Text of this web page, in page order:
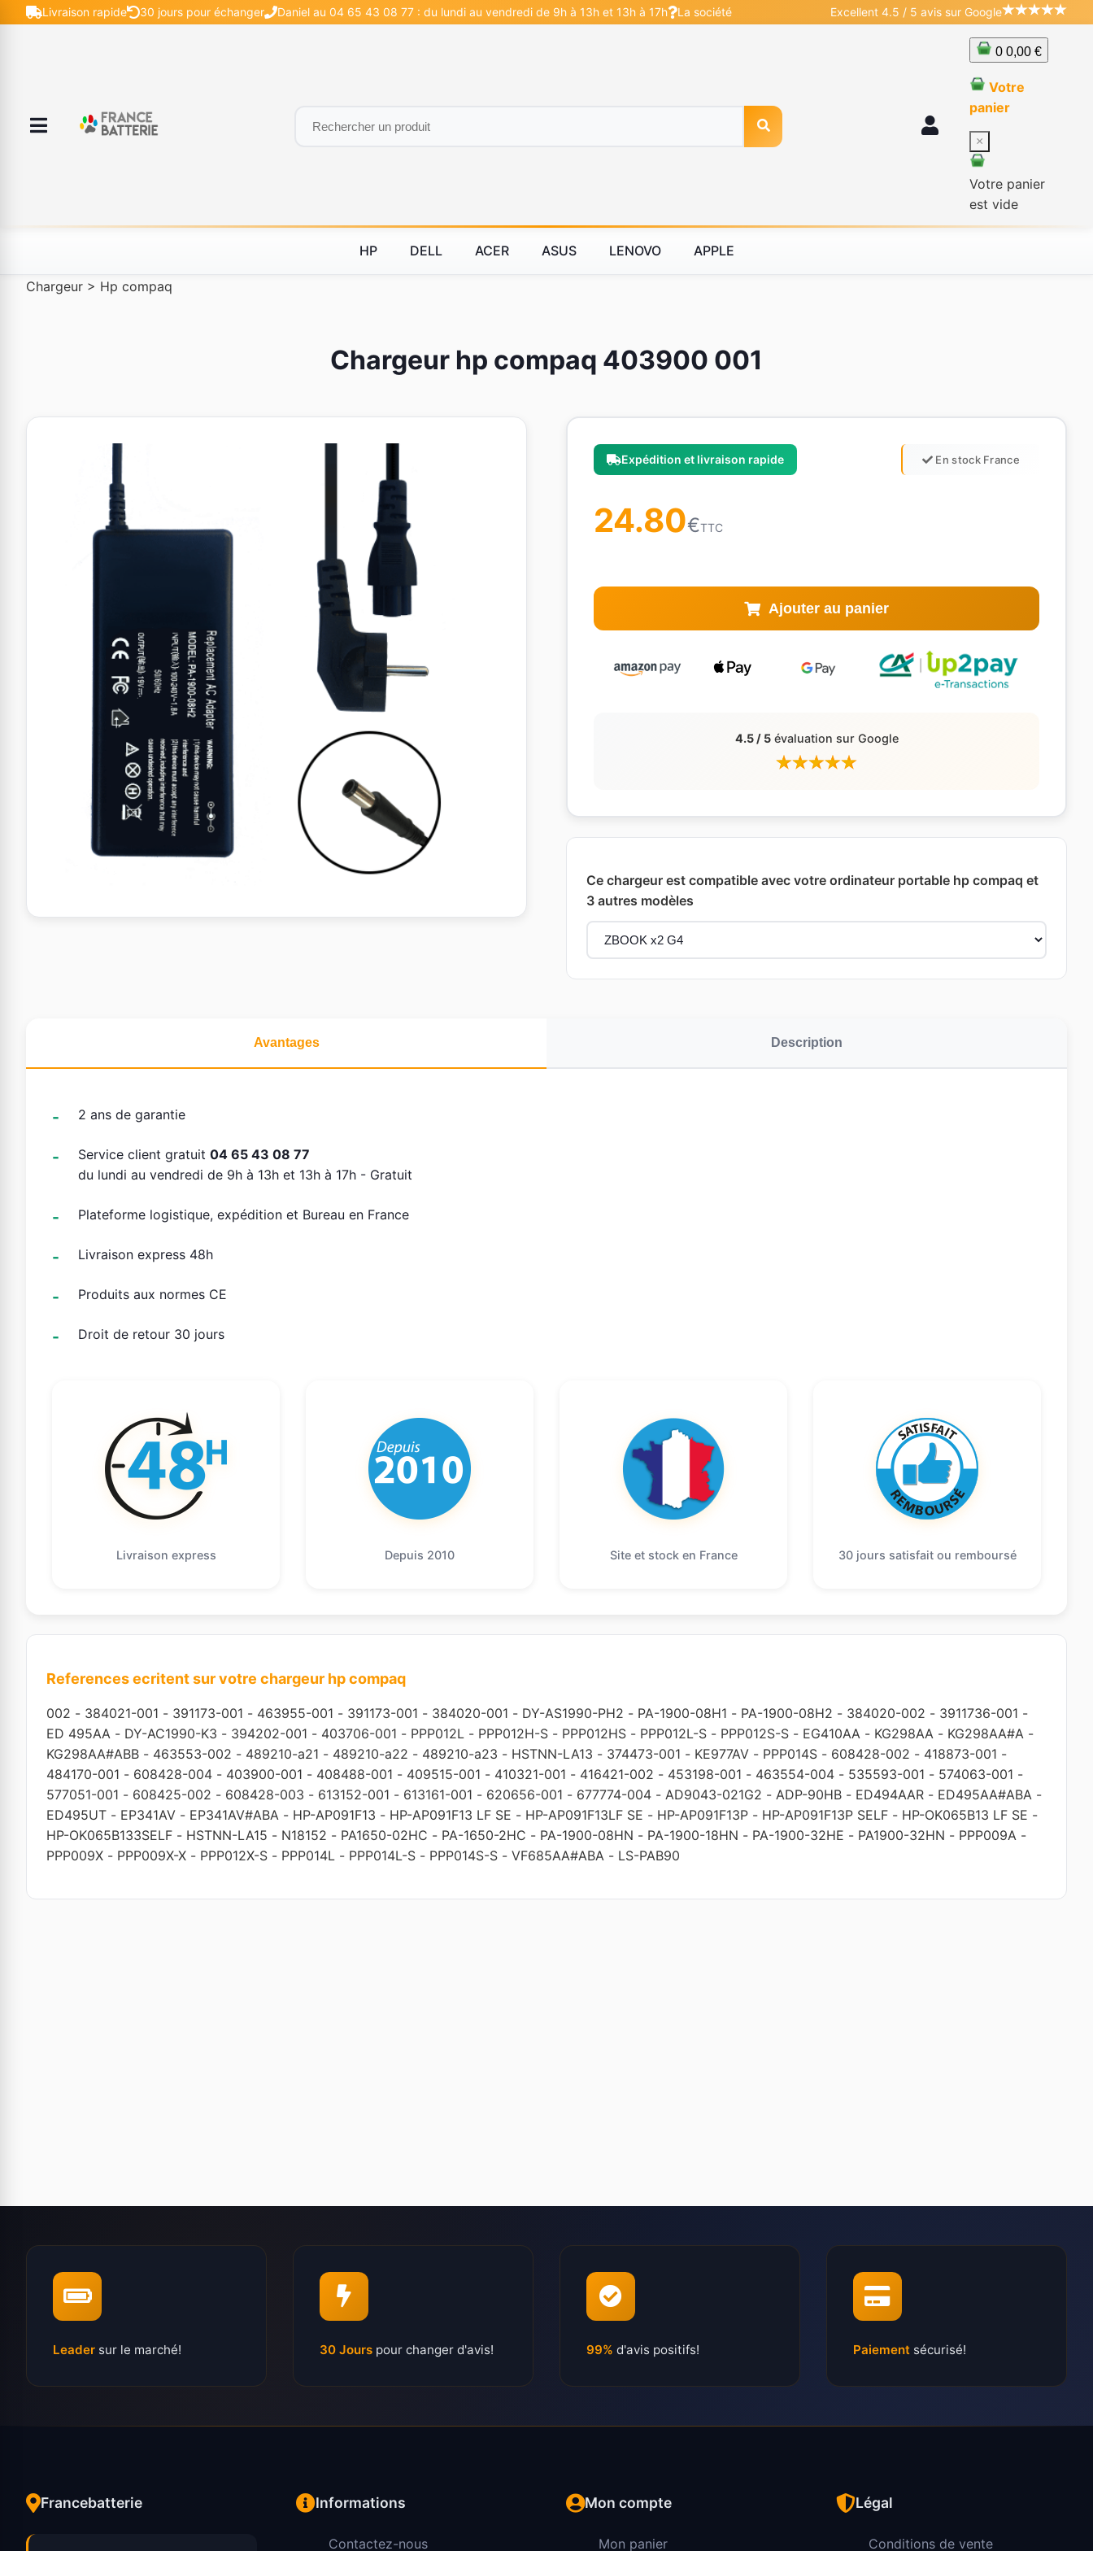
Livraison rapide 30 jours pour échanger Daniel au 04 65 43 08 77 : du lundi au vendredi de 9h à 13h et 13h à 17h La société Excellent 4.5 / 5 avis sur Google
0 0,00 €
Votre
panier
×
Votre panier
est vide
HP DELL ACER ASUS LENOVO APPLE
Chargeur > Hp compaq
Chargeur hp compaq 403900 001
Expédition et livraison rapide En stock France
24.80€TTC
Ajouter au panier
4.5 / 5évaluation sur Google
Ce chargeur est compatible avec votre ordinateur portable hp compaq et
3 autres modèles
Avantages Description
2 ans de garantie
Service client gratuit 04 65 43 08 77
du lundi au vendredi de 9h à 13h et 13h à 17h - Gratuit
Plateforme logistique, expédition et Bureau en France
Livraison express 48h
Produits aux normes CE
Droit de retour 30 jours
Livraison express Depuis 2010 Site et stock en France 30 jours satisfait ou remboursé
References ecritent sur votre chargeur hp compaq
002 - 384021-001 - 391173-001 - 463955-001 - 391173-001 - 384020-001 - DY-AS1990-PH2 - PA-1900-08H1 - PA-1900-08H2 - 384020-002 - 3911736-001 -
ED 495AA - DY-AC1990-K3 - 394202-001 - 403706-001 - PPP012L - PPP012H-S - PPP012HS - PPP012L-S - PPP012S-S - EG410AA - KG298AA - KG298AA#A -
KG298AA#ABB - 463553-002 - 489210-a21 - 489210-a22 - 489210-a23 - HSTNN-LA13 - 374473-001 - KE977AV - PPP014S - 608428-002 - 418873-001 -
484170-001 - 608428-004 - 403900-001 - 408488-001 - 409515-001 - 410321-001 - 416421-002 - 453198-001 - 463554-004 - 535593-001 - 574063-001 -
577051-001 - 608425-002 - 608428-003 - 613152-001 - 613161-001 - 620656-001 - 677774-004 - AD9043-021G2 - ADP-90HB - ED494AAR - ED495AA#ABA -
ED495UT - EP341AV - EP341AV#ABA - HP-AP091F13 - HP-AP091F13 LF SE - HP-AP091F13LF SE - HP-AP091F13P - HP-AP091F13P SELF - HP-OK065B13 LF SE -
HP-OK065B133SELF - HSTNN-LA15 - N18152 - PA1650-02HC - PA-1650-2HC - PA-1900-08HN - PA-1900-18HN - PA-1900-32HE - PA1900-32HN - PPP009A -
PPP009X - PPP009X-X - PPP012X-S - PPP014L - PPP014L-S - PPP014S-S - VF685AA#ABA - LS-PAB90
Leader sur le marché! 30 Jours pour changer d'avis! 99% d'avis positifs! Paiement sécurisé!
Francebatterie Informations
Contactez-nous
Mon compte
Mon panier
Légal
Conditions de vente